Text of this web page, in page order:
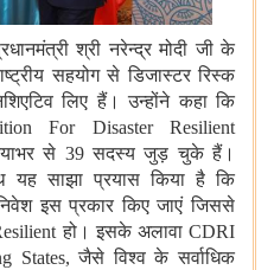
श्री नरेन्द्र मोदी जी के
सहयोग से डिजास्टर रिस्क
लिए हैं। उन्होंने कहा कि
For Disaster Resilient
से 39 सदस्य जुड़ चुके हैं।
साझा प्रयास किया है कि
इस प्रकार किए जाएं जिससे
हो। इसके अलावा CDRI
States, जैसे विश्‍व के सर्वाधिक